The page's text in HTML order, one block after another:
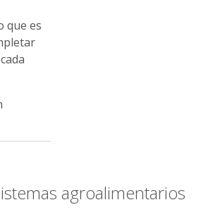
que es
agroalimentarios